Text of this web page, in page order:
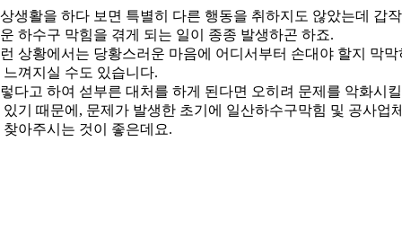
생활을 하다 보면 특별히 다른 행동을 취하지도 않았는데 갑
하수구 막힘을 겪게 되는 일이 종종 발생하곤 하죠.
상황에서는 당황스러운 마음에 어디서부터 손대야 할지 막막
느껴지실 수도 있습니다.
다고 하여 섣부른 대처를 하게 된다면 오히려 문제를 악화시킬
있기 때문에, 문제가 발생한 초기에 일산하수구막힘 및 공사업
찾아주시는 것이 좋은데요.